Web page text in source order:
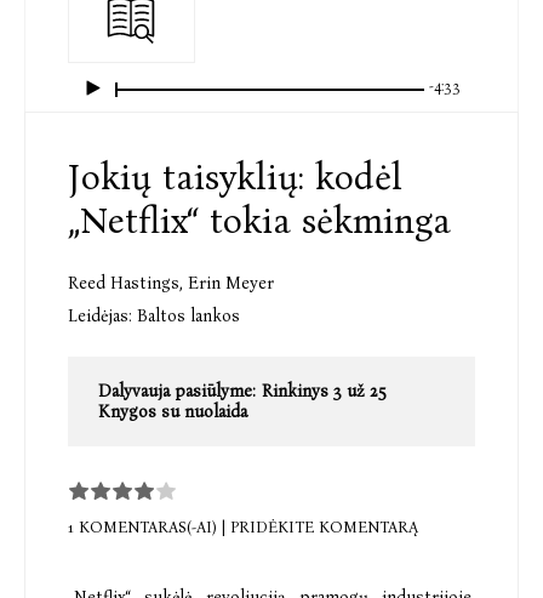
-4:33
Jokių taisyklių: kodėl
„Netflix“ tokia sėkminga
Reed Hastings, Erin Meyer
Leidėjas: Baltos lankos
Dalyvauja pasiūlyme: Rinkinys 3 už 25
Knygos su nuolaida
1 KOMENTARAS(-AI) PRIDĖKITE KOMENTARĄ